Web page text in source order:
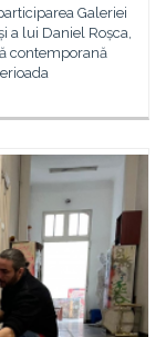
Galeriei
a lui Daniel Roșca,
contemporană